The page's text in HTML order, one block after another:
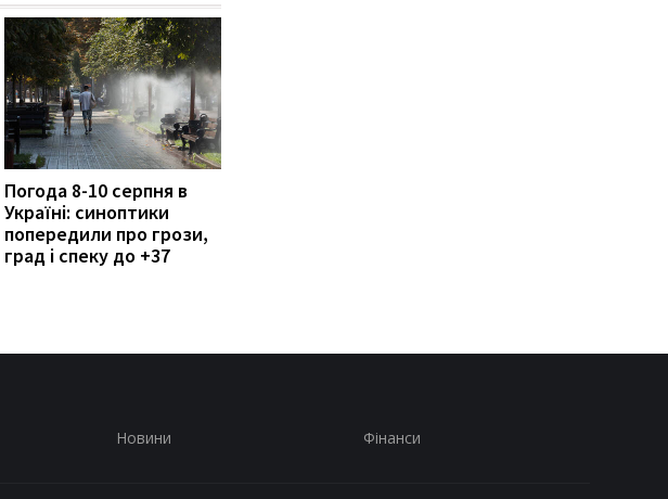
Погода 8-10 серпня в
Україні: синоптики
попередили про грози,
град і спеку до +37
Новини Фінанси